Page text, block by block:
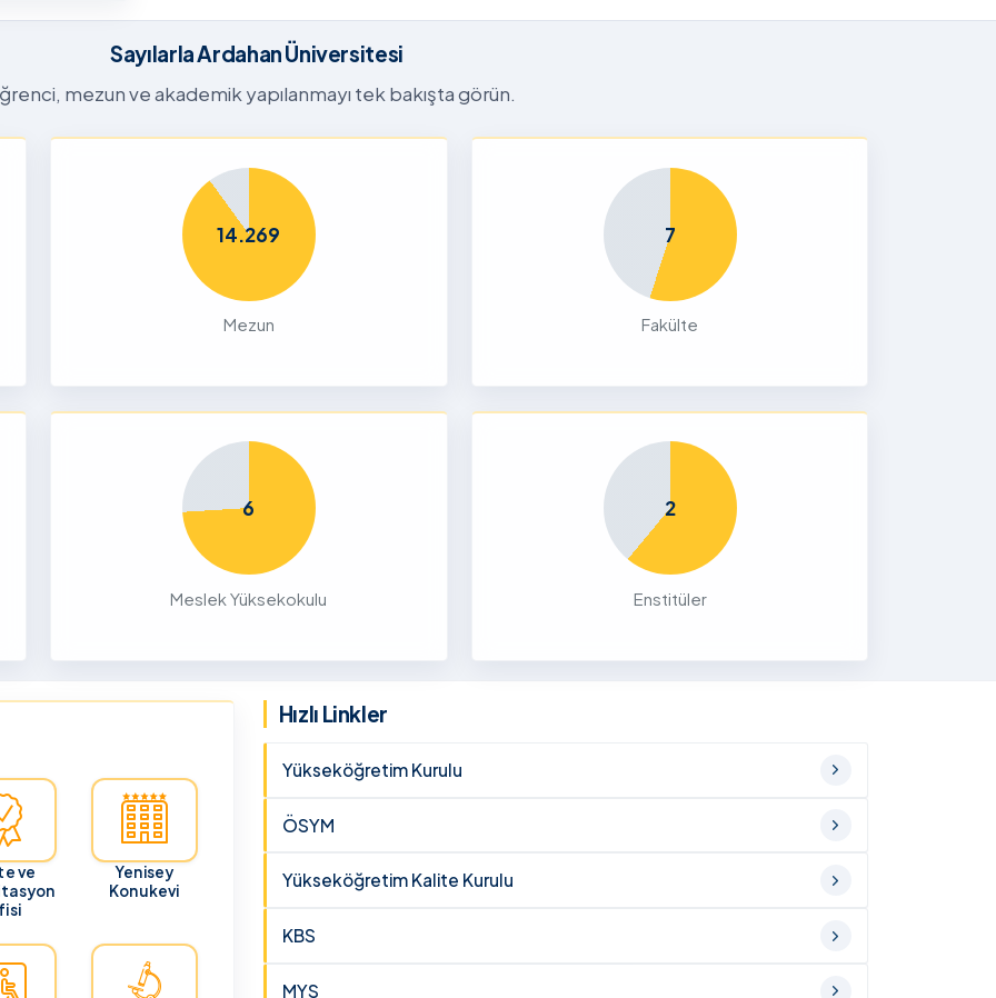
2027
2026-
ve
ve
Sayılarla Ardahan Üniversitesi
mezun ve akademik yapılanmayı tek bakışta görün.
14.269
Mezun
7
Fakülte
6
Meslek Yüksekokulu
2
Enstitüler
ve
Yenisey
Konukevi
Hızlı Linkler
Yükseköğretim Kurulu
ÖSYM
Yükseköğretim Kalite Kurulu
KBS
MYS